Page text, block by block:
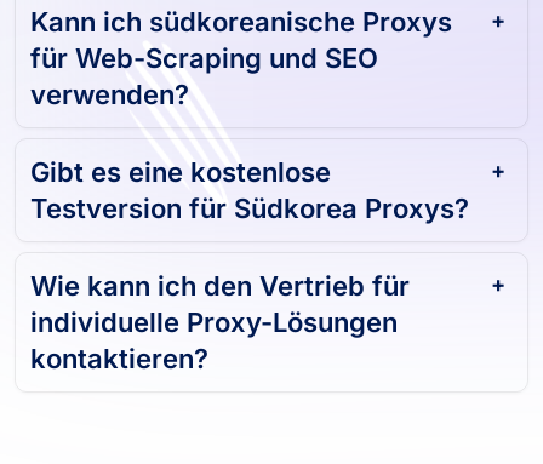
Kann ich südkoreanische Proxys
für Web-Scraping und SEO
verwenden?
Gibt es eine kostenlose
Testversion für Südkorea Proxys?
Wie kann ich den Vertrieb für
individuelle Proxy-Lösungen
kontaktieren?